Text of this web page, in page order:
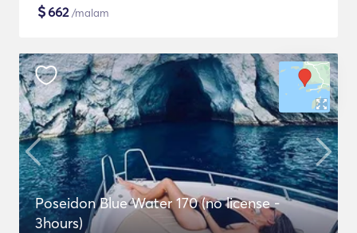
$662/malam
Poseidon Blue Water 170 (no license -
3hours)